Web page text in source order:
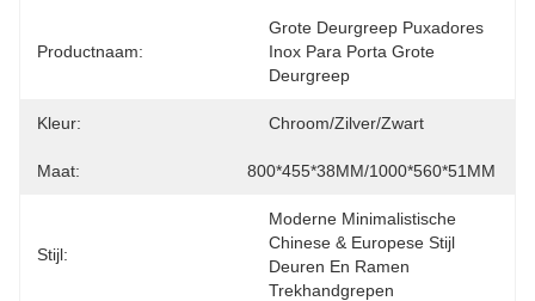
Productnaam:
Grote Deurgreep Puxadores
Inox Para Porta Grote
Deurgreep
Kleur: Chroom/zilver/zwart
Maat: 800*455*38MM/1000*560*51MM
Stijl:
Moderne Minimalistische
Chinese & Europese Stijl
Deuren En Ramen
Trekhandgrepen